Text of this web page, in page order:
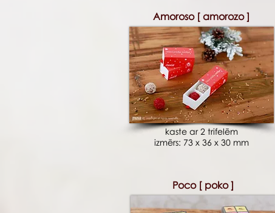
Amoroso [ amorozo ]
kaste ar 2 trifelēm
izmērs: 73 x 36 x 30 mm
Poco [ poko ]